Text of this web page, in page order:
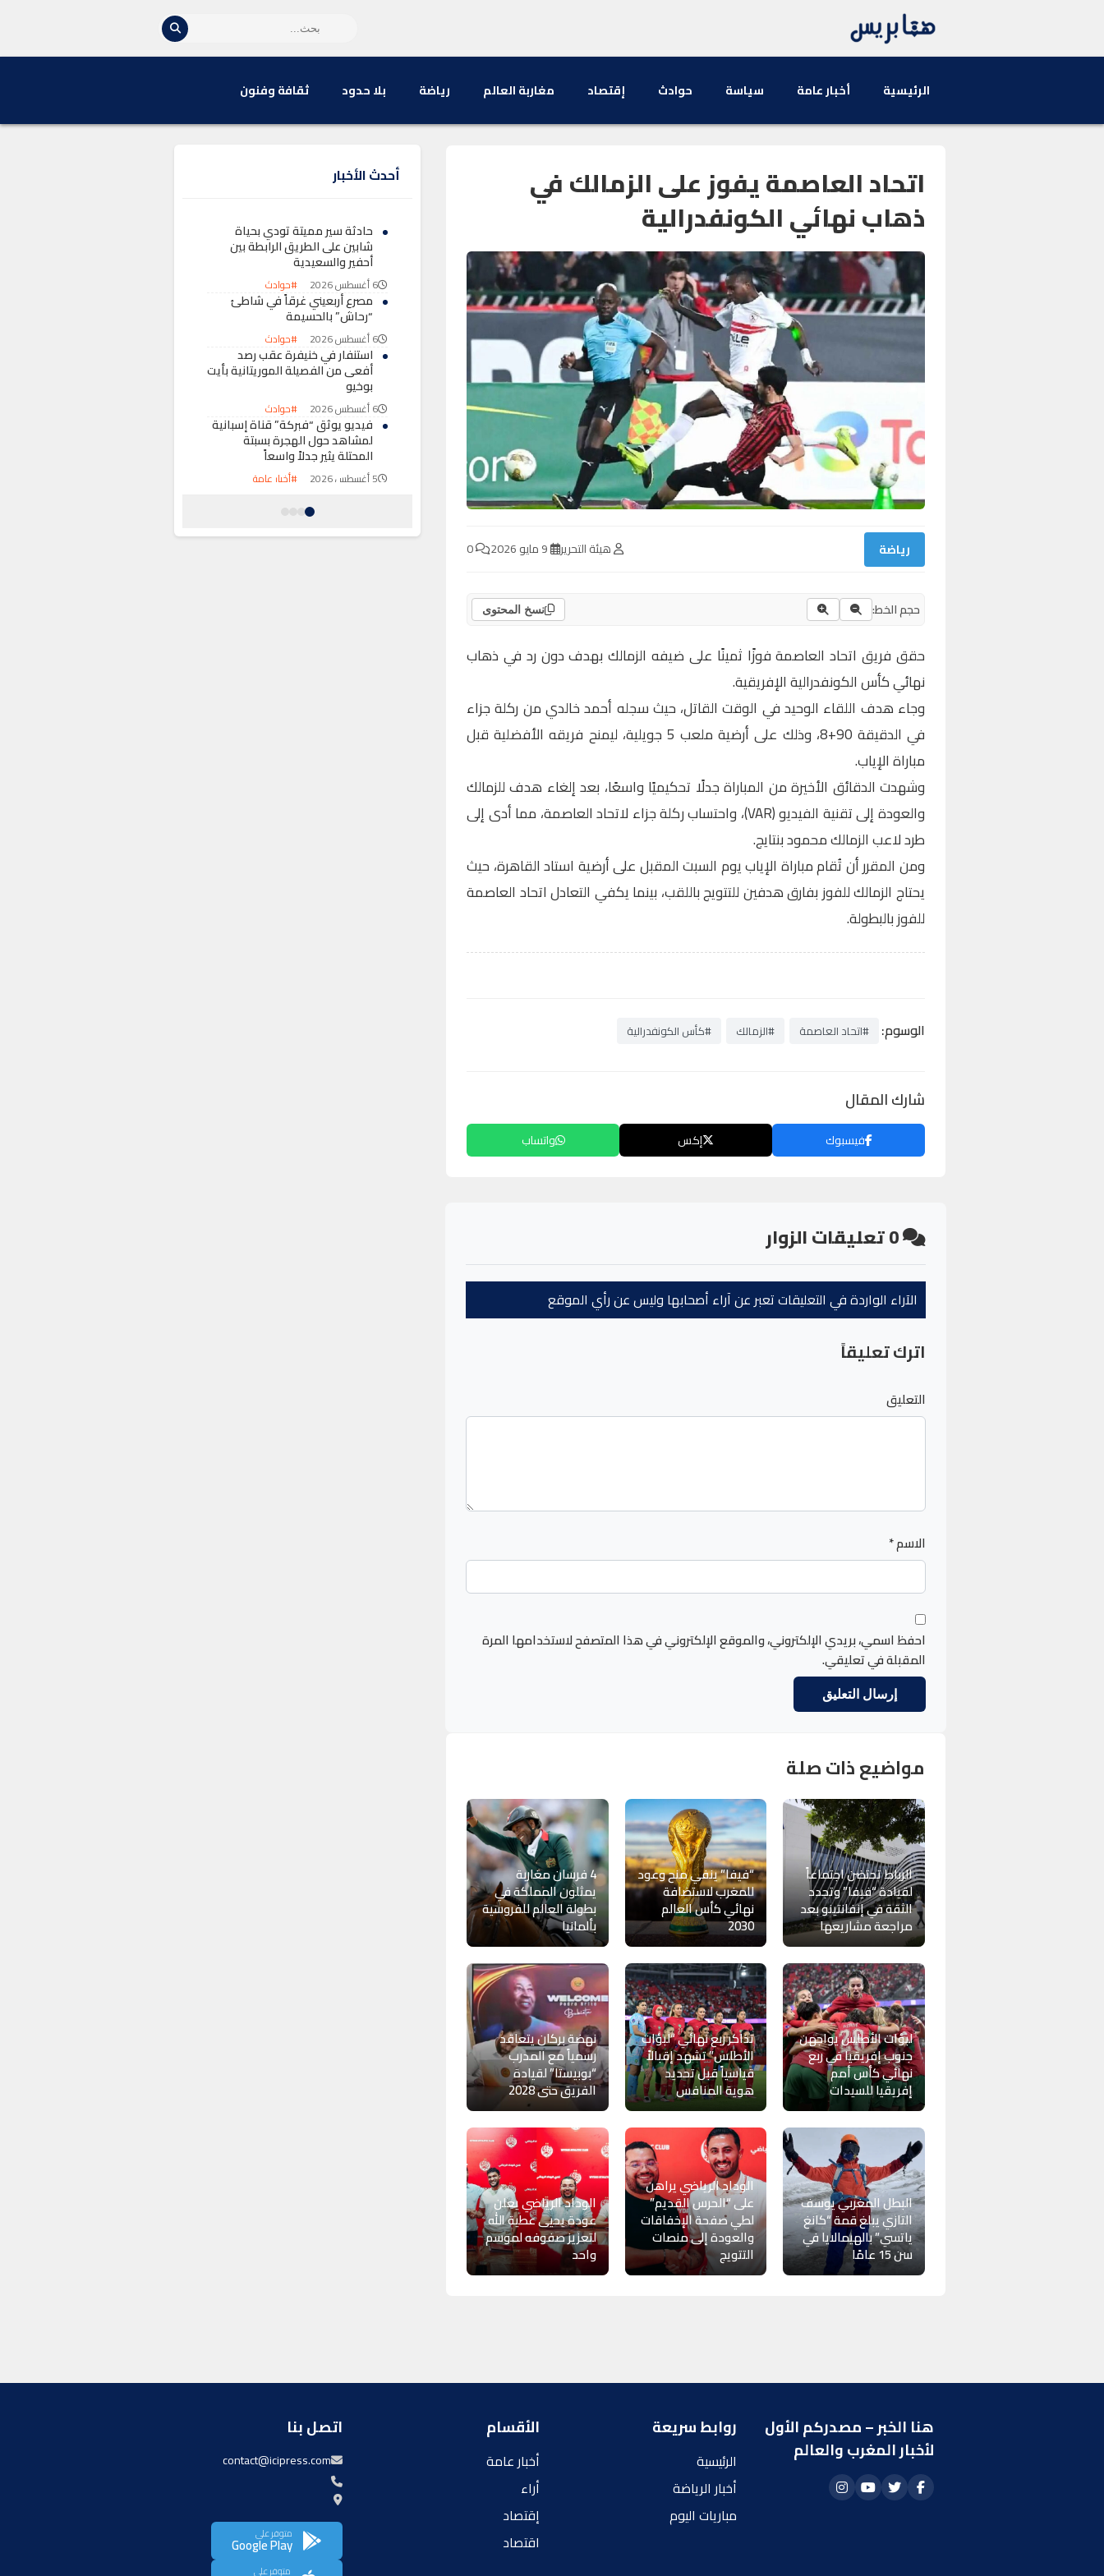
الرئيسية أخبار عامة سياسة حوادث إقتصاد مغاربة العالم رياضة بلا حدود ثقافة وفنون
اتحاد العاصمة يفوز على الزمالك في
ذهاب نهائي الكونفدرالية
رياضة هيئة التحرير
حجم الخط: نسخ المحتوى
حقق فريق اتحاد العاصمة فوزًا ثمينًا على ضيفه الزمالك بهدف دون رد في ذهاب
نهائي كأس الكونفدرالية الإفريقية.
وجاء هدف اللقاء الوحيد في الوقت القاتل، حيث سجله أحمد خالدي من ركلة جزاء
في الدقيقة 90+8، وذلك على أرضية ملعب 5 جويلية، ليمنح فريقه الأفضلية قبل
مباراة الإياب.
وشهدت الدقائق الأخيرة من المباراة جدلًا تحكيميًا واسعًا، بعد إلغاء هدف للزمالك
والعودة إلى تقنية الفيديو (VAR)، واحتساب ركلة جزاء لاتحاد العاصمة، مما أدى إلى
طرد لاعب الزمالك محمود بنتايج.
ومن المقرر أن تُقام مباراة الإياب يوم السبت المقبل على أرضية استاد القاهرة، حيث
يحتاج الزمالك للفوز بفارق هدفين للتتويج باللقب، بينما يكفي التعادل اتحاد العاصمة
للفوز بالبطولة.
الوسوم: #اتحاد العاصمة #الزمالك #كأس الكونفدرالية
شارك المقال
فيسبوك إكس واتساب
0تعليقات الزوار
الآراء الواردة في التعليقات تعبر عن آراء أصحابها وليس عن رأي الموقع
اترك تعليقاً
التعليق
الاسم*
احفظ اسمي، بريدي الإلكتروني، والموقع الإلكتروني في هذا المتصفح لاستخدامها المرة
المقبلة في تعليقي.
مواضيع ذات صلة
الرباط تحتضن اجتماعاً
لقيادة “فيفا” وتجدد
الثقة في إنفانتينو بعد
مراجعة مشاريعها
“فيفا” ينفي منح وعود
للمغرب لاستضافة
نهائي كأس العالم
2030
4 فرسان مغاربة
يمثلون المملكة في
بطولة العالم للفروسية
بألمانيا
لبؤات الأطلس يواجهن
جنوب إفريقيا في ربع
نهائي كأس أمم
إفريقيا للسيدات
تذاكر ربع نهائي “لبؤات
الأطلس” تشهد إقبالاً
قياسياً قبل تحديد
هوية المنافس
نهضة بركان يتعاقد
رسمياً مع المدرب
“بوبيستا” لقيادة
الفريق حتى 2028
البطل المغربي يوسف
التازي يبلغ قمة “كانغ
ياتسي” بالهيمالايا في
سن 15 عامًا
الوداد الرياضي يراهن
على “الحرس القديم”
لطي صفحة الإخفاقات
والعودة إلى منصات
التتويج
الوداد الرياضي يعلن
عودة يحيى عطية الله
لتعزيز صفوفه لموسم
واحد
أحدث الأخبار
حادثة سير مميتة تودي بحياة
شابين على الطريق الرابطة بين
أحفير والسعيدية
6 أغسطس 2026 #حوادث
مصرع أربعيني غرقاً في شاطئ
“رحاش” بالحسيمة
6 أغسطس 2026 #حوادث
استنفار في خنيفرة عقب رصد
أفعى من الفصيلة الموريتانية بأيت
بوخيو
6 أغسطس 2026 #حوادث
فيديو يوثق “فبركة” قناة إسبانية
لمشاهد حول الهجرة بسبتة
المحتلة يثير جدلاً واسعاً
5 أغسطس 2026 #أخبار عامة
“فيفا” وتجدد الثقة في إنفانتينو
هنا الخبر – مصدركم الأول
لأخبار المغرب والعالم
روابط سريعة
الرئيسية
أخبار الرياضة
مباريات اليوم
الأقسام
أخبار عامة
أراء
إقتصاد
اقتصاد
اتصل بنا
contact@icipress.com
متوفر على
Google Play
متوفر على